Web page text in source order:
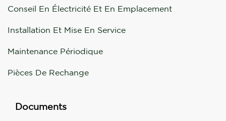
Conseil En Électricité Et En Emplacement
Installation Et Mise En Service
Maintenance Périodique
Pièces De Rechange
Documents